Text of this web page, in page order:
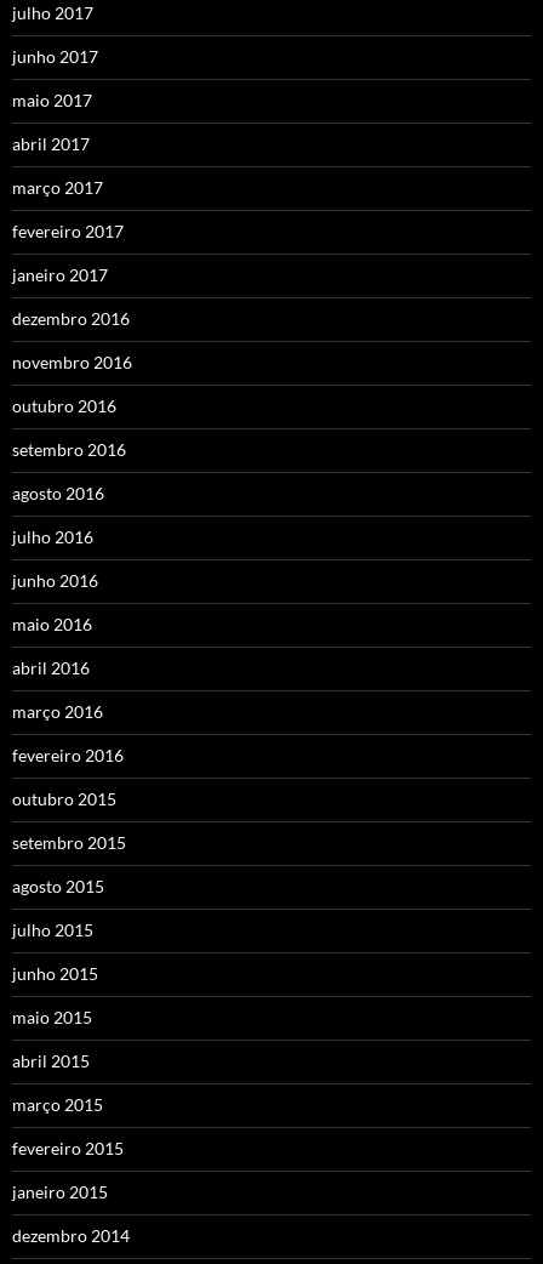
julho 2017
junho 2017
maio 2017
abril 2017
março 2017
fevereiro 2017
janeiro 2017
dezembro 2016
novembro 2016
outubro 2016
setembro 2016
agosto 2016
julho 2016
junho 2016
maio 2016
abril 2016
março 2016
fevereiro 2016
outubro 2015
setembro 2015
agosto 2015
julho 2015
junho 2015
maio 2015
abril 2015
março 2015
fevereiro 2015
janeiro 2015
dezembro 2014